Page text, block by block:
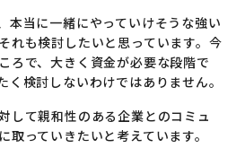
本当に一緒にやっていけそうな強い
れも検討したいと思っています。今
ろで、大きく資金が必要な段階で
く検討しないわけではありません。
して親和性のある企業とのコミュ
取っていきたいと考えています。